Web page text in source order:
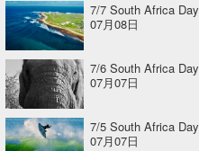
7/7 South Africa Day
07月08日
7/6 South Africa Day
07月07日
7/5 South Africa Day
07月07日